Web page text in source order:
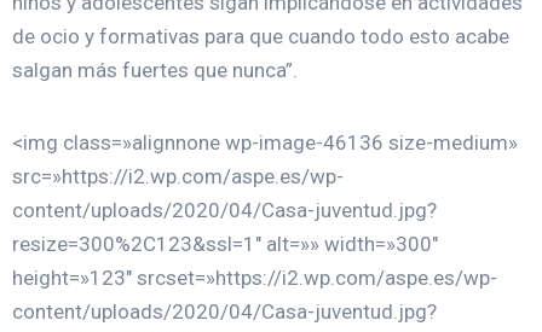
de ocio y formativas para que cuando todo esto acabe
salgan más fuertes que nunca”.
<img class=»alignnone wp-image-46136 size-medium»
src=»https://i2.wp.com/aspe.es/wp-
content/uploads/2020/04/Casa-juventud.jpg?
resize=300%2C123&ssl=1″ alt=»» width=»300″
height=»123″ srcset=»https://i2.wp.com/aspe.es/wp-
content/uploads/2020/04/Casa-juventud.jpg?